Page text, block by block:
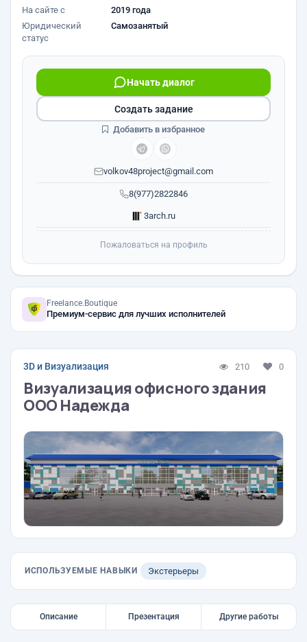
На сайте с
2019 года
Юридический
статус
Самозанятый
8(977)2822846
Начать диалог
volkov48project@gmail.com
3arch.ru
Создать задание
Добавить в избранное
Пожаловаться на профиль
Freelance.Boutique
Премиум-сервис для лучших исполнителей
3D и Визуализация 210 0
Визуализация офисного здания
ООО Надежда
ИСПОЛЬЗУЕМЫЕ НАВЫКИ Экстерьеры
Описание Презентация Другие работы